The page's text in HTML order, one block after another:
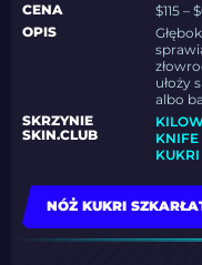
CENA
$115 –
OPIS
ułoży
albo
SKRZYNIE
SKIN.CLUB
KNIFE
NÓŻ KUKRI